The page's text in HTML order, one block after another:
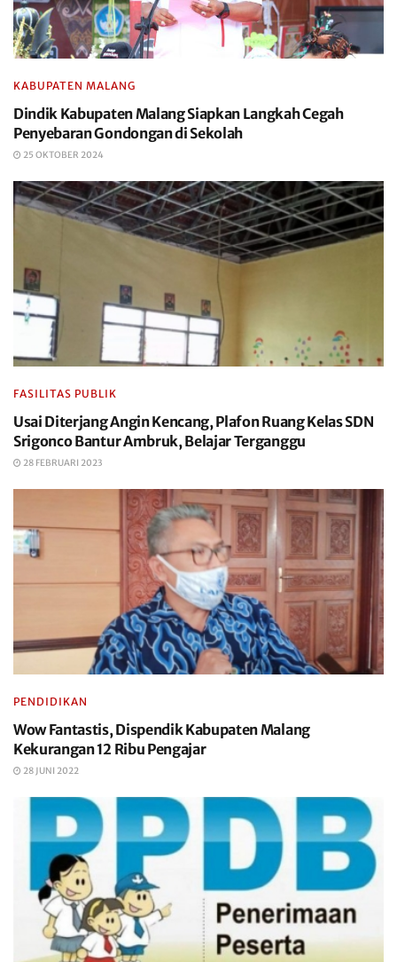
KABUPATEN MALANG
Dindik Kabupaten Malang Siapkan Langkah Cegah
Penyebaran Gondongan di Sekolah
25 OKTOBER 2024
FASILITAS PUBLIK
Usai Diterjang Angin Kencang, Plafon Ruang Kelas SDN
Srigonco Bantur Ambruk, Belajar Terganggu
28 FEBRUARI 2023
PENDIDIKAN
Wow Fantastis, Dispendik Kabupaten Malang
Kekurangan 12 Ribu Pengajar
28 JUNI 2022